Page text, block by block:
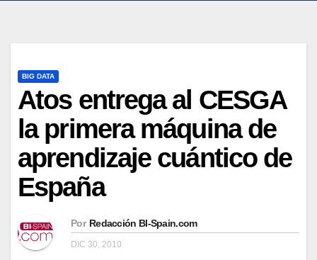
BIG DATA
Atos entrega al CESGA
la primera máquina de
aprendizaje cuántico de
España
Por Redacción BI-Spain.com
DIC 30, 2010